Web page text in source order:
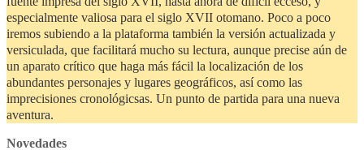
especialmente valiosa para el siglo XVII otomano. Poco a poco
iremos subiendo a la plataforma también la versión actualizada y
versiculada, que facilitará mucho su lectura, aunque precise aún de
un aparato crítico que haga más fácil la localización de los
abundantes personajes y lugares geográficos, así como las
imprecisiones cronológicsas. Un punto de partida para una nueva
aventura.
Novedades